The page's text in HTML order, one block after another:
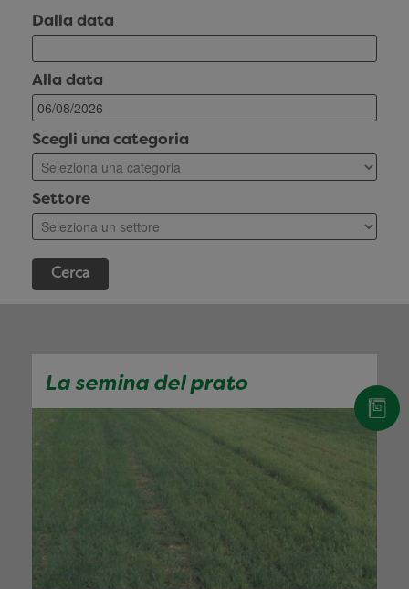
Dalla data
Alla data
Scegli una categoria
Settore
Cerca
La semina del prato